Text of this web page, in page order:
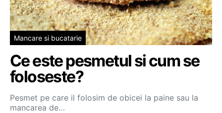
Mancare si bucatarie
Ce este pesmetul si cum se
foloseste?
Pesmet pe care il folosim de obicei la paine sau la
mancarea de…